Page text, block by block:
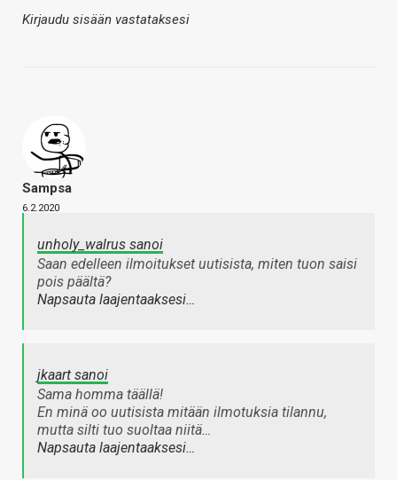
Kirjaudu sisään vastataksesi
Sampsa
6.2.2020
unholy_walrus sanoi
Saan edelleen ilmoitukset uutisista, miten tuon saisi
pois päältä?
Napsauta laajentaaksesi…
jkaart sanoi
Sama homma täällä!
En minä oo uutisista mitään ilmotuksia tilannu,
mutta silti tuo suoltaa niitä…
Napsauta laajentaaksesi…